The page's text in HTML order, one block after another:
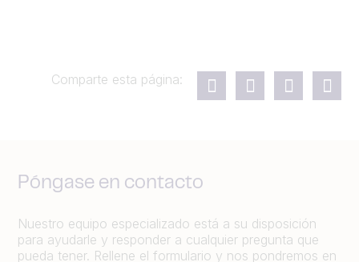
Comparte esta página:
Póngase en contacto
Nuestro equipo especializado está a su disposición
para ayudarle y responder a cualquier pregunta que
pueda tener. Rellene el formulario y nos pondremos en